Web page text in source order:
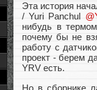
Эта история
/ Yuri Panchul
нибудь в
почему бы не
работу с
проект - берем
YRV есть.
Но в сборнике